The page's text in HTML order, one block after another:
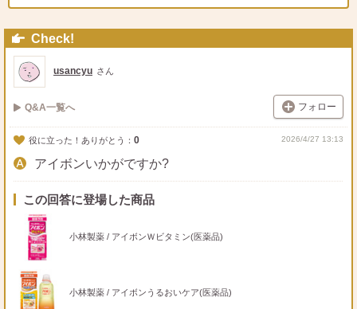
Check!
usancyu さん
Q&A一覧へ フォロー
役に立った！ありがとう： 0 2026/4/27 13:13
アイボンいかがですか?
この回答に登場した商品
小林製薬 / アイボンＷビタミン(医薬品)
小林製薬 / アイボンうるおいケア(医薬品)